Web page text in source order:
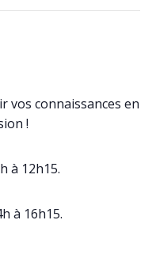
vos connaissances en
!
à 12h15.
à 16h15.